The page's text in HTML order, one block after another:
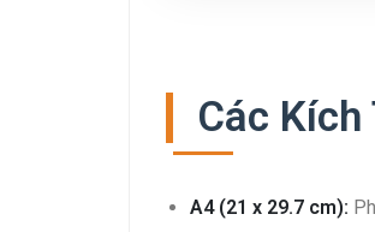
Các
A4 (21 x 29.7 cm):